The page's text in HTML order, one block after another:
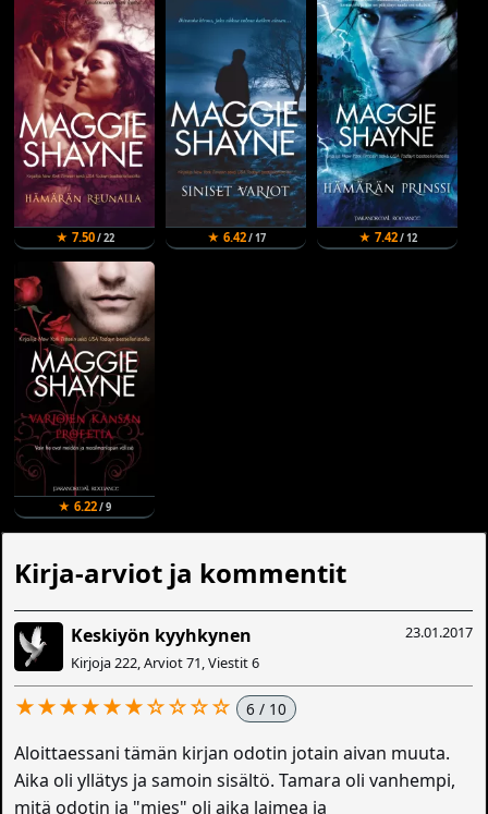
★ 7.50/ 22 ★ 6.42/ 17 ★ 7.42/ 12
★ 6.22/ 9
Kirja-arviot ja kommentit
23.01.2017
Keskiyön kyyhkynen
Kirjoja 222, Arviot 71, Viestit 6
★★★★★★☆☆☆☆ 6 / 10
Aloittaessani tämän kirjan odotin jotain aivan muuta.
Aika oli yllätys ja samoin sisältö. Tamara oli vanhempi,
mitä odotin ja "mies" oli aika laimea ja